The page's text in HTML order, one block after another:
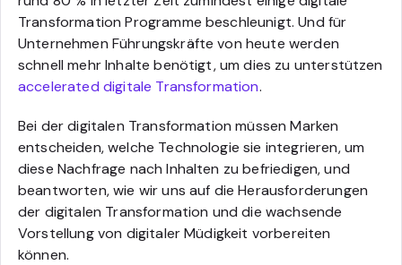
Transformation Programme beschleunigt. Und für
Unternehmen Führungskräfte von heute werden
schnell mehr Inhalte benötigt, um dies zu unterstützen
accelerated digitale Transformation.
Bei der digitalen Transformation müssen Marken
entscheiden, welche Technologie sie integrieren, um
diese Nachfrage nach Inhalten zu befriedigen, und
beantworten, wie wir uns auf die Herausforderungen
der digitalen Transformation und die wachsende
Vorstellung von digitaler Müdigkeit vorbereiten
können.